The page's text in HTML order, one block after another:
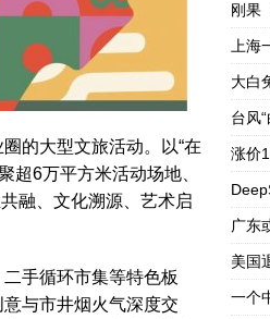
的大型文旅活动。以“在
超6万平方米活动场地、
融、文化溯源、艺术启
手循环市集等特色板
与市井烟火气深度交
刚果
上
大白
台风
涨价
广东
美国
一个